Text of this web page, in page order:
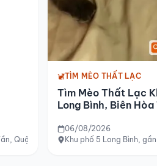
Quận 3, TP.HCM
TÌM MÈO THẤT LẠC
Tìm Mèo Thất Lạc
Long Bình, Biên
06/08/2026
Khu phố 5 Long Bình,